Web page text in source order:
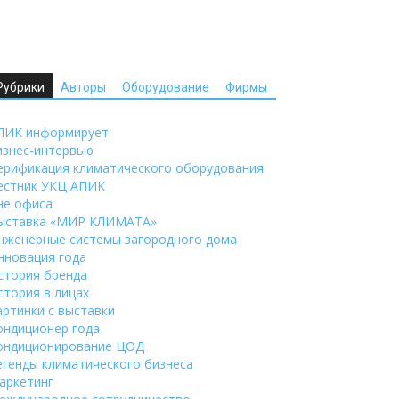
Авторы Оборудование Фирмы
информирует
интервью
климатического оборудования
УКЦ АПИК
офиса
«МИР КЛИМАТА»
системы загородного дома
года
бренда
в лицах
с выставки
года
ЦОД
климатического бизнеса